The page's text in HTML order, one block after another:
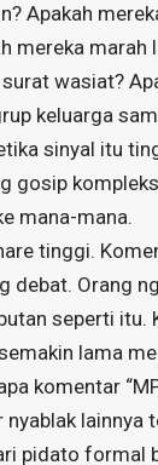
Apakah
mereka marah
wasiat?
keluarga
sinyal itu
gosip
mana-mana.
tinggi.
debat. Orang
seperti itu.
lama
komentar
nyablak lainnya
pidato formal